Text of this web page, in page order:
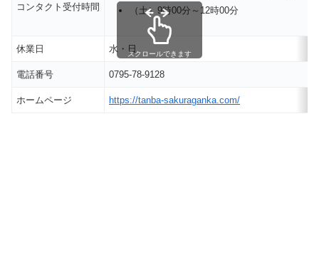
コンタクト受付時間
（土）9時00分～12時00分
休業日 水・日
電話番号 0795-78-9128
ホームページ https://tanba-sakuraganka.com/
スクロールできます